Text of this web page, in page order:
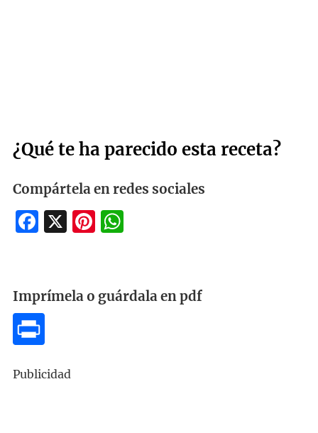
¿Qué te ha parecido esta receta?
Compártela en redes sociales
Facebook
X Pinterest
WhatsApp
Imprímela o guárdala en pdf
Publicidad